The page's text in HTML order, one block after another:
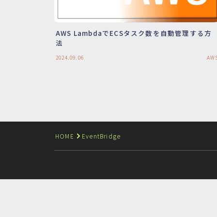
AWS LambdaでECSタスク数を自動管理する方
法
2024.09.06
HOME EventBridge